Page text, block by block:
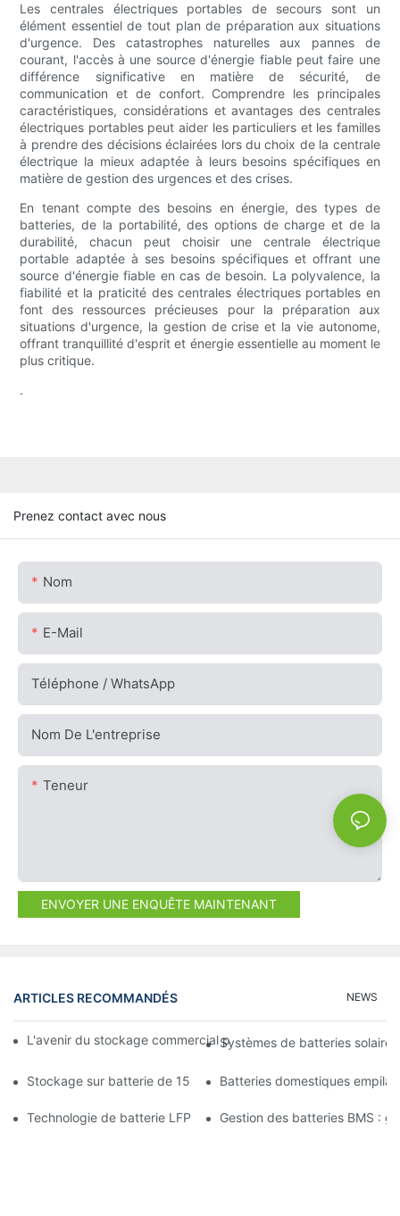
Les centrales électriques portables de secours sont un
élément essentiel de tout plan de préparation aux situations
d'urgence. Des catastrophes naturelles aux pannes de
courant, l'accès à une source d'énergie fiable peut faire une
différence significative en matière de sécurité, de
communication et de confort. Comprendre les principales
caractéristiques, considérations et avantages des centrales
électriques portables peut aider les particuliers et les familles
à prendre des décisions éclairées lors du choix de la centrale
électrique la mieux adaptée à leurs besoins spécifiques en
matière de gestion des urgences et des crises.
En tenant compte des besoins en énergie, des types de
batteries, de la portabilité, des options de charge et de la
durabilité, chacun peut choisir une centrale électrique
portable adaptée à ses besoins spécifiques et offrant une
source d'énergie fiable en cas de besoin. La polyvalence, la
fiabilité et la praticité des centrales électriques portables en
font des ressources précieuses pour la préparation aux
situations d'urgence, la gestion de crise et la vie autonome,
offrant tranquillité d'esprit et énergie essentielle au moment le
plus critique.
.
Prenez contact avec nous
Nom
E-Mail
Téléphone / WhatsApp
Nom De L'entreprise
Teneur
ENVOYER UNE ENQUÊTE MAINTENANT
ARTICLES RECOMMANDÉS NEWS
L'avenir du stockage commercial par batterie : tendances et
Systèmes de batteries
Stockage sur batterie de 15 kW : alimentez votre avenir en
Batteries domestiques
Technologie de batterie LFP : un choix durable pour le
Gestion des batteries BMS :